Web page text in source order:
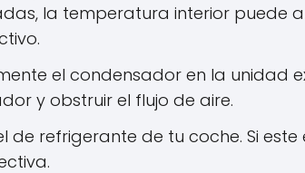
la temperatura interior puede
el condensador en la unidad
y obstruir el flujo de aire.
de refrigerante de tu coche. Si